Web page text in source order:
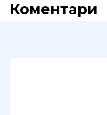
Коментари